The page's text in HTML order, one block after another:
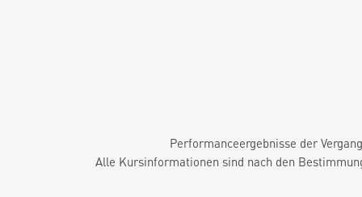
Performanceergebnisse der
Alle Kursinformationen sind nach den